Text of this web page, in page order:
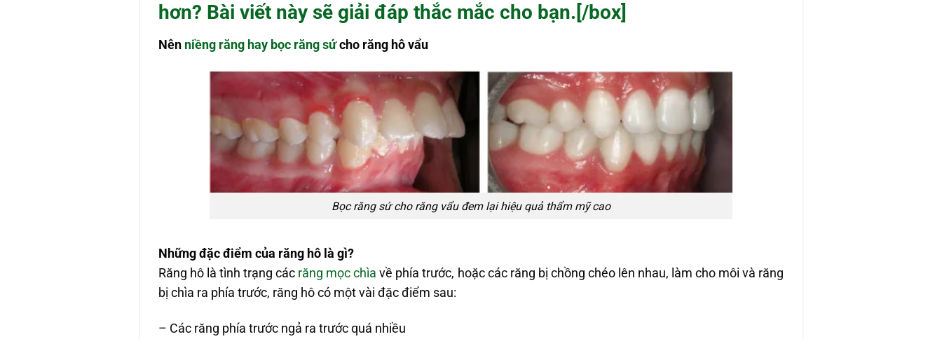
hơn? Bài viết này sẽ giải đáp thắc mắc cho bạn.[/box]
Nên niềng răng hay bọc răng sứcho răng hô vẩu
Bọc răng sứ cho răng vẩu đem lại hiệu quả thẩm mỹ cao
Những đặc điểm của răng hô là gì?
Răng hô là tình trạng các răng mọc chìa về phía trước, hoặc các răng bị chồng chéo lên nhau, làm cho môi và răng
bị chìa ra phía trước, răng hô có một vài đặc điểm sau:
– Các răng phía trước ngả ra trước quá nhiều